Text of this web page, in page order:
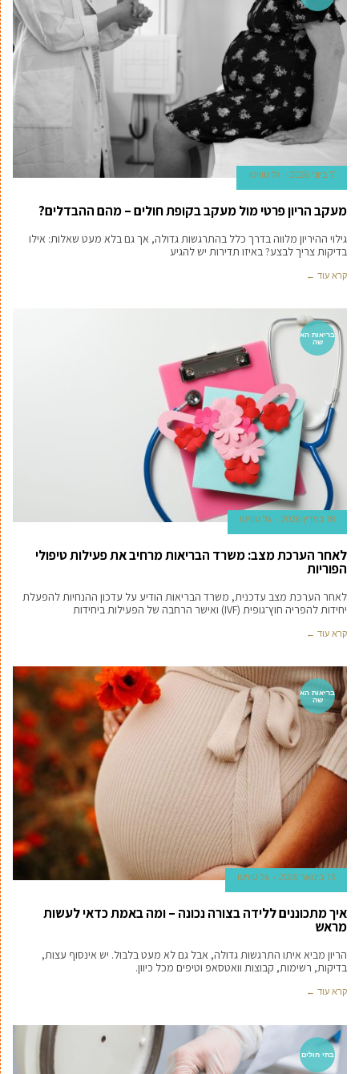
7 ביוני 2026 גל טוויטו
מעקב הריון פרטי מול מעקב בקופת חולים – מהם ההבדלים?
גילוי ההיריון מלווה בדרך כלל בהתרגשות גדולה, אך גם בלא מעט שאלות: אילו
בדיקות צריך לבצע? באיזו תדירות יש להגיע
קרא עוד ←
בריאות הא
שה
18 במרץ 2026 גל טוויטו
לאחר הערכת מצב: משרד הבריאות מרחיב את פעילות טיפולי
הפוריות
לאחר הערכת מצב עדכנית, משרד הבריאות הודיע על עדכון ההנחיות להפעלת
יחידות להפריה חוץ־גופית (IVF) ואישר הרחבה של הפעילות ביחידות
קרא עוד ←
בריאות הא
שה
13 בינואר 2026 גל טוויטו
איך מתכוננים ללידה בצורה נכונה – ומה באמת כדאי לעשות
מראש
הריון מביא איתו התרגשות גדולה, אבל גם לא מעט בלבול. יש אינסוף עצות,
בדיקות, רשימות, קבוצות וואטסאפ וטיפים מכל כיוון.
קרא עוד ←
בתי חולים